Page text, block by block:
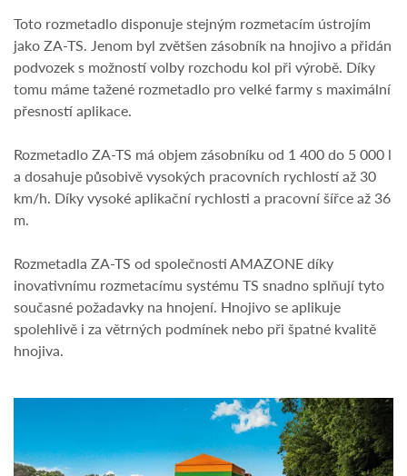
Toto rozmetadlo disponuje stejným rozmetacím ústrojím
jako ZA-TS. Jenom byl zvětšen zásobník na hnojivo a přidán
podvozek s možností volby rozchodu kol při výrobě. Díky
tomu máme tažené rozmetadlo pro velké farmy s maximální
přesností aplikace.
Rozmetadlo ZA-TS má objem zásobníku od 1 400 do 5 000 l
a dosahuje působivě vysokých pracovních rychlostí až 30
km/h. Díky vysoké aplikační rychlosti a pracovní šířce až 36
m.
Rozmetadla ZA-TS od společnosti AMAZONE díky
inovativnímu rozmetacímu systému TS snadno splňují tyto
současné požadavky na hnojení. Hnojivo se aplikuje
spolehlivě i za větrných podmínek nebo při špatné kvalitě
hnojiva.